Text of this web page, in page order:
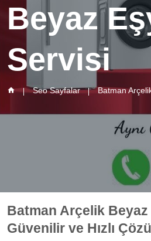
Beyaz
Servisi
Seo Sayfalar Batman
Batman Arçelik
Güvenilir ve Hızlı